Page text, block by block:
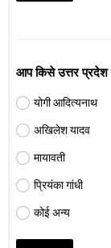
आप किसे उत्तर प्रदेश
योगी आदित्यनाथ
अखिलेश यादव
मायावती
प्रियंका गांधी
कोई अन्य